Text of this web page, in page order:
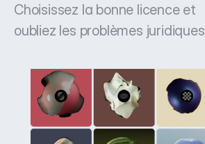
Choisissez la bonne licence et
oubliez les problèmes juridiques